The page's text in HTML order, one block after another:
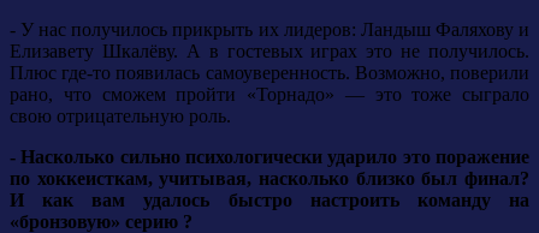
- У нас получилось прикрыть их лидеров: Ландыш Фаляхову и
Елизавету Шкалёву. А в гостевых играх это не получилось.
Плюс где-то появилась самоуверенность. Возможно, поверили
рано, что сможем пройти «Торнадо» — это тоже сыграло
свою отрицательную роль.
- Насколько сильно психологически ударило это поражение
по хоккеисткам, учитывая, насколько близко был финал?
И как вам удалось быстро настроить команду на
«бронзовую» серию ?